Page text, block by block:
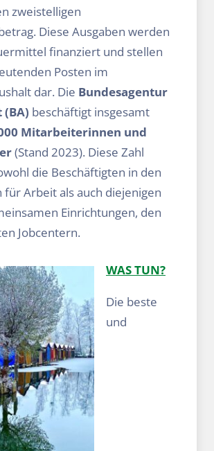
zweistelligen
Diese Ausgaben werden
finanziert und stellen
Posten im
dar. Die Bundesagentur
beschäftigt insgesamt
Mitarbeiterinnen und
(Stand 2023). Diese Zahl
die Beschäftigten in den
für Arbeit als auch diejenigen
Einrichtungen, den
Jobcentern.
WAS TUN?
Die beste
und